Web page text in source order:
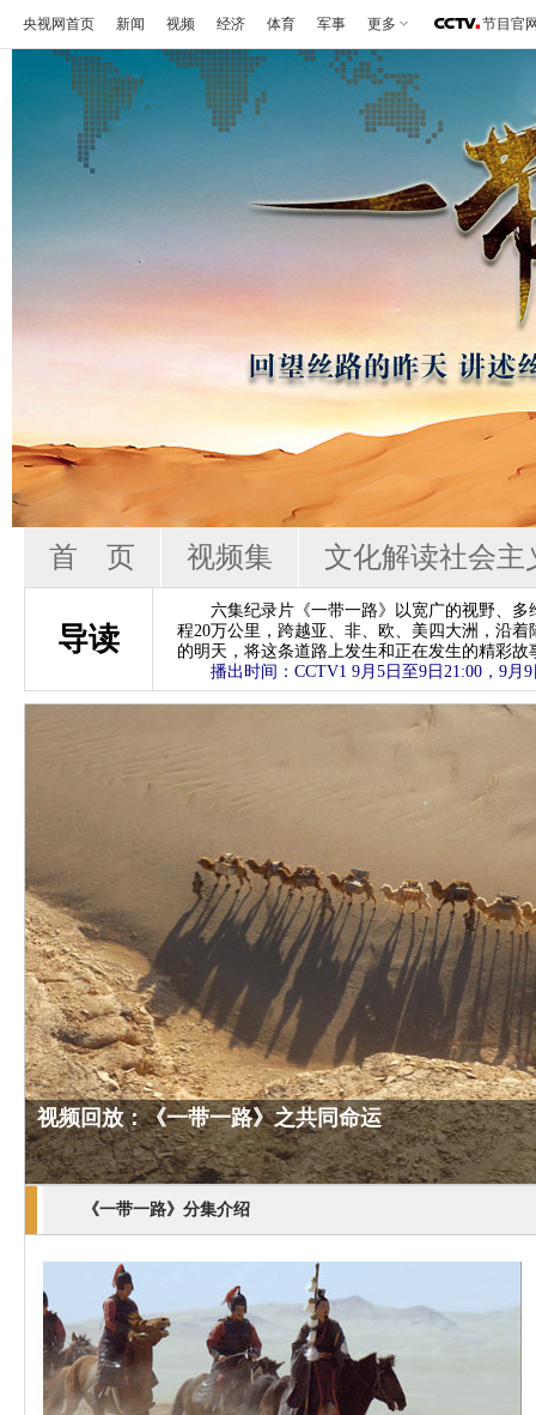
央视网首页 新闻 视频 经济 体育 军事 更多 节目官
首 页 视频集 文化解读社会主
导读
六集纪录片《一带一路》以宽广的视野、多
程20万公里，跨越亚、非、欧、美四大洲，沿
的明天，将这条道路上发生和正在发生的精彩故
播出时间：CCTV1 9月5日至9日21:00，9月
视频回放：《一带一路》之共同命运
《一带一路》分集介绍